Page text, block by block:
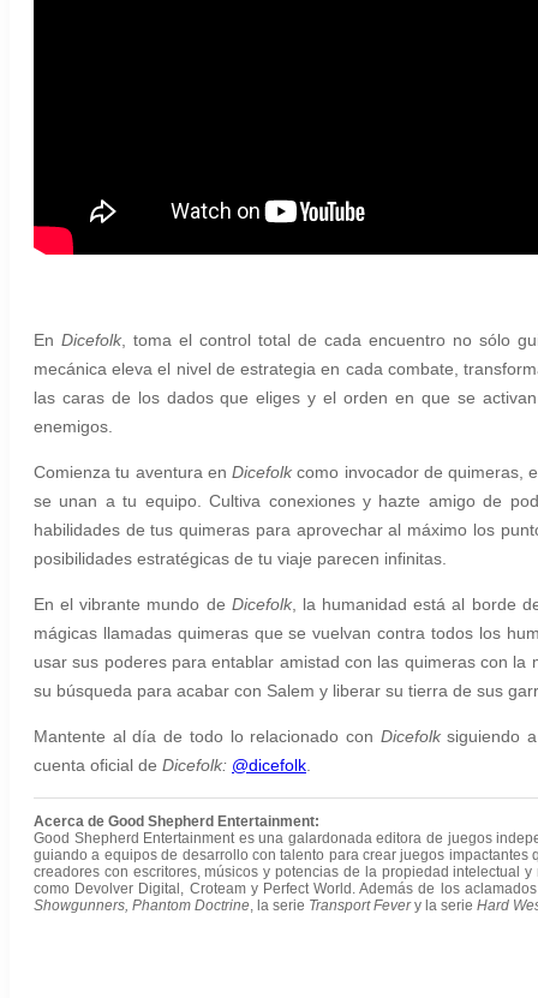
En Dicefolk , toma el control total de cada encuentro no sólo
mecánica eleva el nivel de estrategia en cada combate,
las caras de los dados que eliges y el orden en que se
enemigos.
Comienza tu aventura enDicefolk como invocador de quimeras,
se unan a tu equipo. Cultiva conexiones y hazte amigo de
habilidades de tus quimeras para aprovechar al máximo los
posibilidades estratégicas de tu viaje parecen infinitas.
En el vibrante mundo de Dicefolk, la humanidad está al borde
mágicas llamadas quimeras que se vuelvan contra todos los
usar sus poderes para entablar amistad con las quimeras con
su búsqueda para acabar con Salem y liberar su tierra de sus
Mantente al día de todo lo relacionado con Dicefolksiguiendo
cuenta oficial de Dicefolk: @dicefolk
Acerca de Good Shepherd Entertainment:
Good Shepherd Entertainment es una galardonada editora de juegos
guiando a equipos de desarrollo con talento para crear juegos
creadores con escritores, músicos y potencias de la propiedad intelectual
como Devolver Digital, Croteam y Perfect World. Además de los
Showgunners, Phantom Doctrine, la serie Transport Fevery la serie Hard